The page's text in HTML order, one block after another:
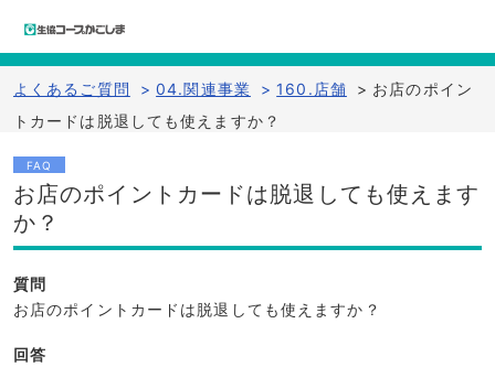
よくあるご質問 > 04.関連事業 > 160.店舗 > お店のポイン
トカードは脱退しても使えますか？
FAQ
お店のポイントカードは脱退しても使えます
か？
質問
お店のポイントカードは脱退しても使えますか？
回答